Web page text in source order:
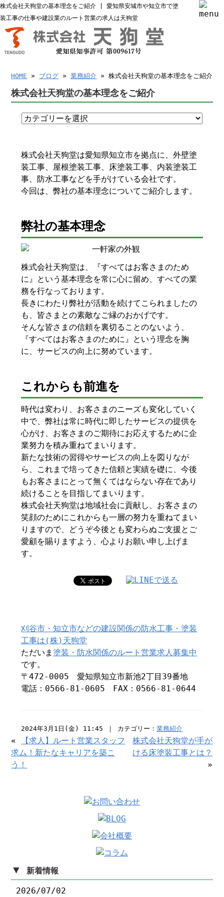
株式会社天狗堂の基本理念をご紹介 | 愛知県安城市や知立市で塗
装工事の仕事や建設業のルート営業の求人は天狗堂
HOME » ブログ »業務紹介 » 株式会社天狗堂の基本理念をご紹介
株式会社天狗堂の基本理念をご紹介
株式会社天狗堂は愛知県知立市を拠点に、外壁塗
装工事、屋根塗装工事、床塗装工事、内装塗装工
事、防水工事などを手がけている会社です。
今回は、弊社の基本理念についてご紹介します。
弊社の基本理念
株式会社天狗堂は、『すべてはお客さまのため
に』という基本理念を常に心に留め、すべての業
務を行なっております。
長きにわたり弊社が活動を続けてこられましたの
も、皆さまとの素敵なご縁のおかげです。
そんな皆さまの信頼を裏切ることのないよう、
『すべてはお客さまのために』という理念を胸
に、サービスの向上に努めています。
これからも前進を
時代は変わり、お客さまのニーズも変化していく
中で、弊社は常に時代に即したサービスの提供を
心がけ、お客さまのご期待にお応えするために企
業努力を積み重ねてまいります。
新たな技術の習得やサービスの向上を図りなが
ら、これまで培ってきた信頼と実績を礎に、今後
もお客さまにとって無くてはならない存在であり
続けることを目指してまいります。
株式会社天狗堂は地域社会に貢献し、お客さまの
笑顔のためにこれからも一層の努力を重ねてまい
りますので、どうぞ今後とも変わらぬご支援とご
愛顧を賜りますよう、心よりお願い申し上げま
す。
刈谷市・知立市などの建設関係の防水工事・塗装
工事は(株)天狗堂
ただいま塗装・防水関係のルート営業求人募集中
です。
〒472-0005 愛知県知立市新池2丁目39番地
電話：0566-81-0605 FAX：0566-81-0644
2024年3月1日(金) 11:45 ｜ カテゴリー：業務紹介
«
【求人】ルート営業スタッフ
求ム！新たなキャリアを築こ
う！
株式会社天狗堂が手が
ける床塗装工事とは？
»
▼ 新着情報
2026/07/02